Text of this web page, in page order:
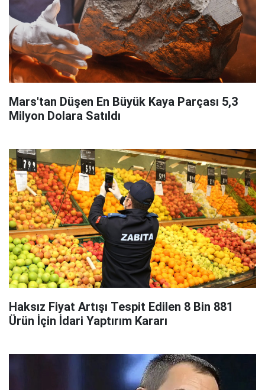
Mars'tan Düşen En Büyük Kaya Parçası 5,3
Milyon Dolara Satıldı
Haksız Fiyat Artışı Tespit Edilen 8 Bin 881
Ürün İçin İdari Yaptırım Kararı